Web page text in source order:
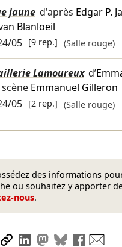
jaune d'après Edgar P.
Blanloeil
05 [9 rep.] (Salle rouge)
Lamoureux d’
Emmanuel Gilleron
05 [2 rep.] (Salle rouge)
des informations
ou souhaitez y apporter
nous.
Partager le lien
Partager sur
Partager sur
Partager